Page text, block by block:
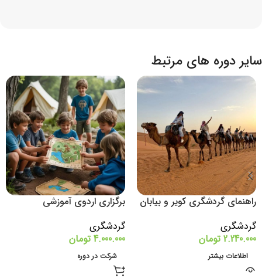
سایر دوره های مرتبط
راهنمای گردشگری کویر و بیابان
گردشگری
2.240.000 تومان
اطلاعات بیشتر
برگزاری اردوی آموزشی
گردشگری
4.000.000 تومان
شرکت در دوره